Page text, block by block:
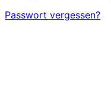
Passwort vergessen?